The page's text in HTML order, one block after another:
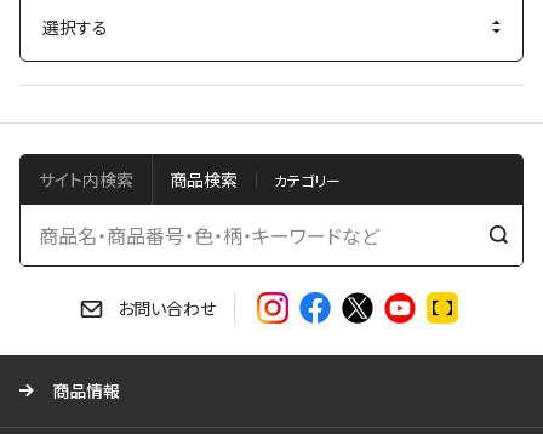
サイト内検索 商品検索
検
お問い合わせ
商品情報